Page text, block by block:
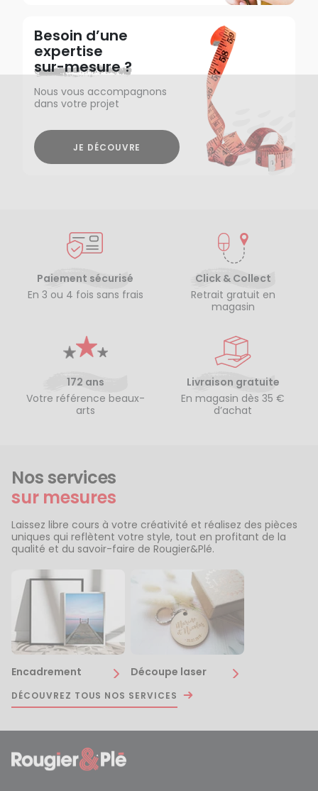
Besoin d’une
expertise
sur-mesure ?
Nous vous accompagnons
dans votre projet
JE DÉCOUVRE
Paiement sécurisé
En 3 ou 4 fois sans frais
Click & Collect
Retrait gratuit en
magasin
172 ans
Votre référence beaux-
arts
Livraison gratuite
En magasin dès 35 €
d’achat
Nos services
sur mesures
Laissez libre cours à votre créativité et réalisez des pièces
uniques qui reflètent votre style, tout en profitant de la
qualité et du savoir-faire de Rougier&Plé.
Encadrement Découpe laser
DÉCOUVREZ TOUS NOS SERVICES